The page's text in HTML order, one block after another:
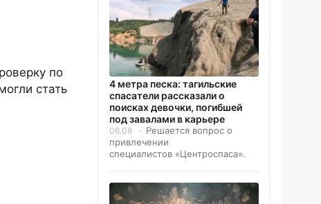
по
стать
4 метра песка: тагильские
спасатели рассказали о
поисках девочки, погибшей
под завалами в карьере
06.08
Решается вопрос о
привлечении
специалистов «Центроспаса».